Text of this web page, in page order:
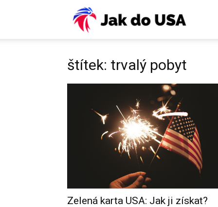
štítek: trvalý pobyt
Zelená karta USA: Jak ji získat?